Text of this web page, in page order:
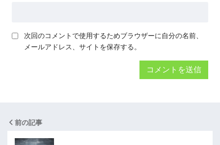
次回のコメントで使用するためブラウザーに自分の名前、
メールアドレス、サイトを保存する。
前の記事